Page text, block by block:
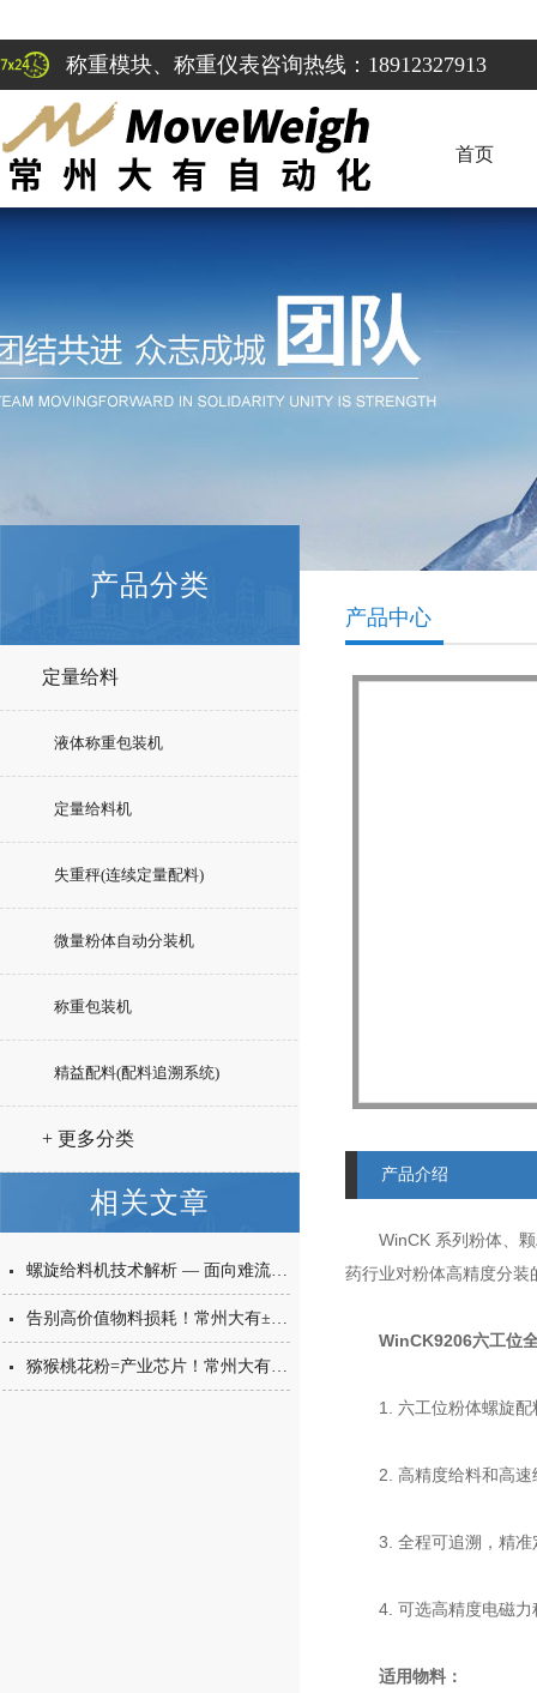
称重模块、称重仪表咨询热线：18912327913
首页
产品分类
定量给料
液体称重包装机
定量给料机
失重秤(连续定量配料)
微量粉体自动分装机
称重包装机
精益配料(配料追溯系统)
+ 更多分类
相关文章
螺旋给料机技术解析 — 面向难流动性粉体的微量高精度称重给料解决方案
告别高价值物料损耗！常州大有±0.001g西林瓶分装，让每一毫克都物尽其用
猕猴桃花粉=产业芯片！常州大有花粉分装机，守住每一克“植物黄金”的价值
产品中心
产品介绍
WinCK 系列粉体、颗
药行业对粉体高精度分装
WinCK9206六工位全
1. 六工位粉体螺旋配
2. 高精度给料和高速
3. 全程可追溯，精准
4. 可选高精度电磁力
适用物料：